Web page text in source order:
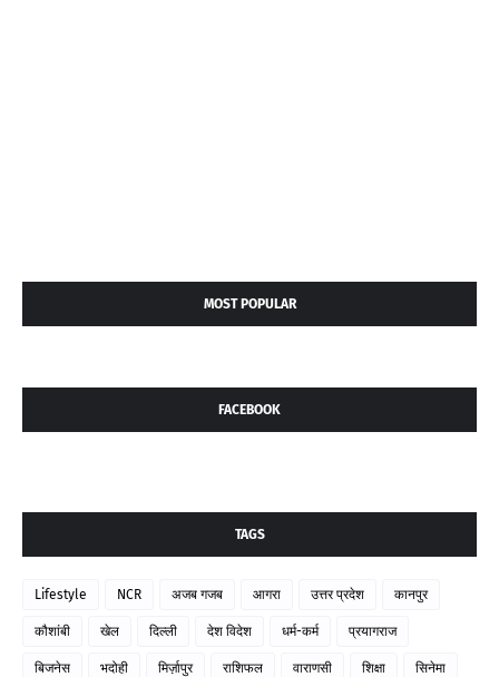
MOST POPULAR
FACEBOOK
TAGS
Lifestyle NCR अजब गजब आगरा उत्तर प्रदेश कानपुर
कौशांबी खेल दिल्ली देश विदेश धर्म-कर्म प्रयागराज
बिजनेस भदोही मिर्ज़ापुर राशिफल वाराणसी शिक्षा सिनेमा